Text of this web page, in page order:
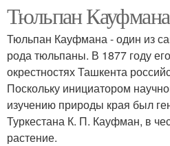
Тюльпан Кауфмана
Тюльпан Кауфмана - один из
рода тюльпаны. В 1877 году
окрестностях Ташкента
Поскольку инициатором
изучению природы края был
Туркестана К. П. Кауфман, в
растение.